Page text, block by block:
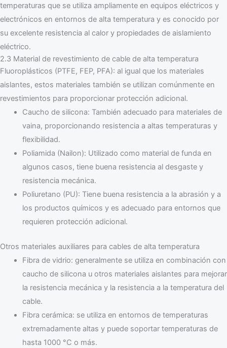
temperaturas que se utiliza ampliamente en equipos eléctricos y
electrónicos en entornos de alta temperatura y es conocido por
su excelente resistencia al calor y propiedades de aislamiento
eléctrico.
2.3 Material de revestimiento de cable de alta temperatura
Fluoroplásticos (PTFE, FEP, PFA): al igual que los materiales
aislantes, estos materiales también se utilizan comúnmente en
revestimientos para proporcionar protección adicional.
Caucho de silicona: También adecuado para materiales de
vaina, proporcionando resistencia a altas temperaturas y
flexibilidad.
Poliamida (Nailon): Utilizado como material de funda en
algunos casos, tiene buena resistencia al desgaste y
resistencia mecánica.
Poliuretano (PU): Tiene buena resistencia a la abrasión y a
los productos químicos y es adecuado para entornos que
requieren protección adicional.
Otros materiales auxiliares para cables de alta temperatura
Fibra de vidrio: generalmente se utiliza en combinación con
caucho de silicona u otros materiales aislantes para mejorar
la resistencia mecánica y la resistencia a la temperatura del
cable.
Fibra cerámica: se utiliza en entornos de temperaturas
extremadamente altas y puede soportar temperaturas de
hasta 1000 °C o más.